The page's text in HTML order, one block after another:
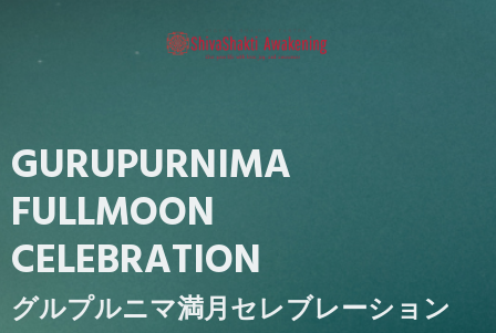
GURUPURNIMA
FULLMOON
CELEBRATION
グルプルニマ満月セレブレーション